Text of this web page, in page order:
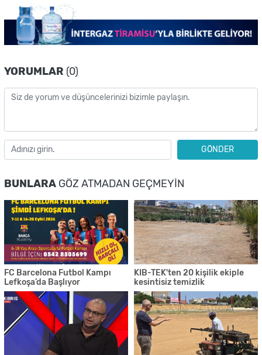
YORUMLAR (0)
GÖNDER
BUNLARA GÖZ ATMADAN GEÇMEYIN
FC Barcelona Futbol Kampı
Lefkoşa’da Başlıyor
KIB-TEK'ten 20 kişilik ekiple
kesintisiz temizlik